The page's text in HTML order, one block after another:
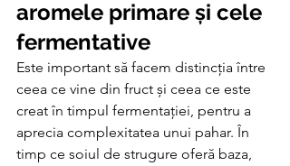
aromele primare și cele
fermentative
Este important să facem distincția între
ceea ce vine din fruct și ceea ce este
creat în timpul fermentației, pentru a
aprecia complexitatea unui pahar. În
timp ce soiul de strugure oferă baza,